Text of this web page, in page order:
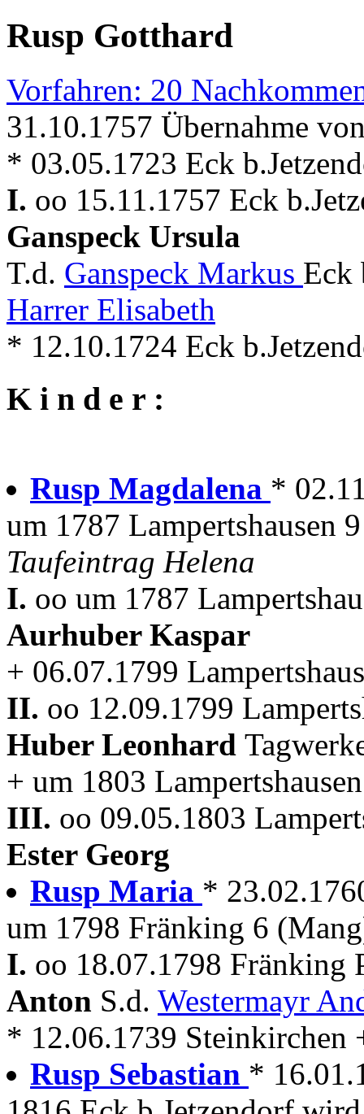
Rusp Gotthard
Vorfahren: 20
31.10.1757 Übernahme
* 03.05.1723 Eck
I. oo 15.11.1757 Eck
Ganspeck Ursula
T.d. Ganspeck Markus Eck
Harrer Elisabeth
* 12.10.1724 Eck
K i n d e r :
Rusp Magdalena *
um 1787 Lampertshausen
Taufeintrag Helena
I. oo um 1787
Aurhuber Kaspar
+ 06.07.1799
II. oo 12.09.1799
Huber Leonhard
+ um 1803 Lampertshausen
III. oo 09.05.1803
Ester Georg
Rusp Maria *
um 1798 Fränking 6
I. oo 18.07.1798 Fränking
Anton S.d. Westermayr
* 12.06.1739 Steinkirchen
Rusp Sebastian *